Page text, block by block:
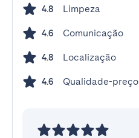
4.8 Limpeza
4.6 Comunicação
4.8 Localização
4.6 Qualidade-preço